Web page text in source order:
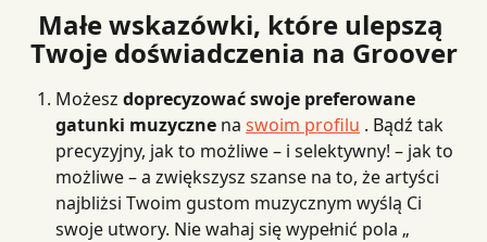
Małe wskazówki, które ulepszą
Twoje doświadczenia na Groover
Możesz doprecyzować swoje preferowane
gatunki muzyczne na swoim profilu . Bądź tak
precyzyjny, jak to możliwe – i selektywny! – jak to
możliwe – a zwiększysz szanse na to, że artyści
najbliżsi Twoim gustom muzycznym wyślą Ci
swoje utwory. Nie wahaj się wypełnić pola „